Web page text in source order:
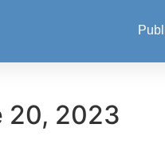
20, 2023